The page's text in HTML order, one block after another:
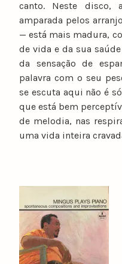
canto. Neste
amparada pelos
— está mais madura,
de vida e da sua
da sensação de
palavra com o seu
se escuta aqui não é
que está bem
de melodia, nas
uma vida inteira